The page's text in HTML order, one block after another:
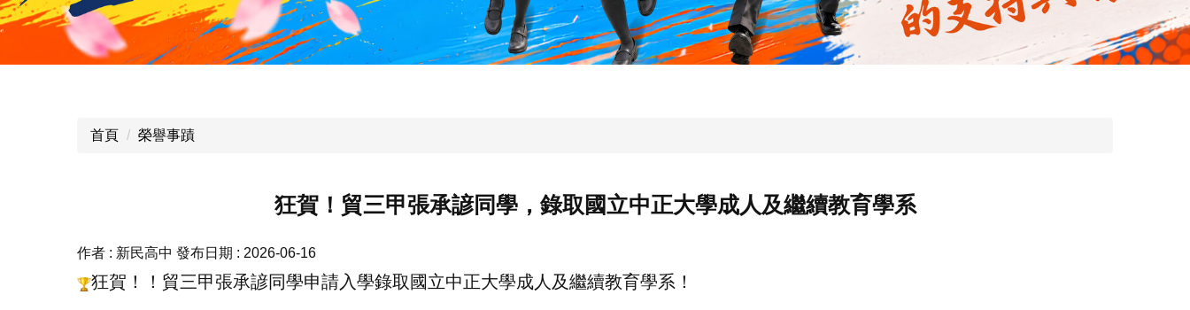
首頁 榮譽事蹟
狂賀！貿三甲張承諺同學，錄取國立中正大學成人及繼續教育學系
作者 : 新民高中 發布日期 : 2026-06-16
狂賀！！貿三甲張承諺同學申請入學錄取國立中正大學成人及繼續教育學系！